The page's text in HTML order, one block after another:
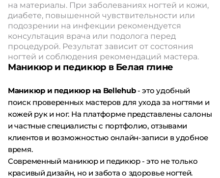
на материалы. При заболеваниях ногтей и кожи,
диабете, повышенной чувствительности или
подозрении на инфекции рекомендуется
консультация врача или подолога перед
процедурой. Результат зависит от состояния
ногтей и соблюдения рекомендаций мастера.
Маникюр и педикюр в Белая глине
Маникюр и педикюр на Bellehub- это удобный
поиск проверенных мастеров для ухода за ногтями и
кожей рук и ног. На платформе представлены салоны
и частные специалисты с портфолио, отзывами
клиентов и возможностью онлайн-записи в удобное
время.
Современный маникюр и педикюр - это не только
красивый дизайн, но и забота о здоровье ногтей.